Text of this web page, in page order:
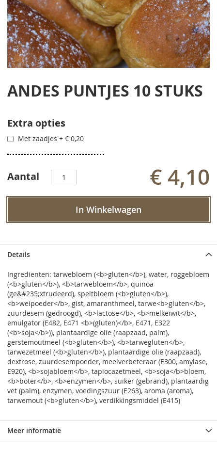
het
de
afbeeldingen-
gallerij
ANDES PUNTJES 10 STUKS
Extra opties
Met zaadjes + € 0,20
Aantal € 4,10
In Winkelwagen
Details
Ingredienten: tarwebloem (<b>gluten</b>), water, roggebloem
(<b>gluten</b>), <b>tarwebloem</b>, quinoa
(ge&#235;xtrudeerd), speltbloem (<b>gluten</b>),
<b>weipoeder</b>, gist, amaranthmeel, tarwe<b>gluten</b>,
zuurdesem (gedroogd), <b>lactose</b>, <b>melkeiwit</b>,
emulgator (E482, E471 <b>(gluten)</b>, E471, E322
(<b>soja</b>)), plantaardige olie (raapzaad, palm),
gerstemoutmeel (<b>gluten</b>), <b>tarwegluten</b>,
tarwezetmeel (<b>gluten</b>), plantaardige olie (raapzaad),
dextrose, zuurdesempoeder, meelverbeteraar (E300, amylase,
E920), <b>sojabloem</b>, tapiocazetmeel, <b>soja</b>bloem,
<b>boter</b>, <b>enzymen</b>, suiker (gebrand), plantaardig
vet (palm), enzymen, voedingszuur (E263), aroma (aroma),
tarwemout (<b>gluten</b>), verdikkingsmiddel (E415)
Meer informatie